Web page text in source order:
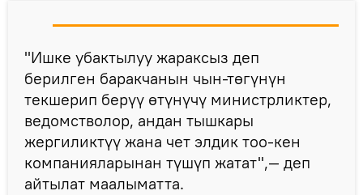
"Ишке убактылуу жараксыз деп
берилген баракчанын чын-төгүнүн
текшерип берүү өтүнүчү министрликтер,
ведомстволор, андан тышкары
жергиликтүү жана чет элдик тоо-кен
компанияларынан түшүп жатат",— деп
айтылат маалыматта.